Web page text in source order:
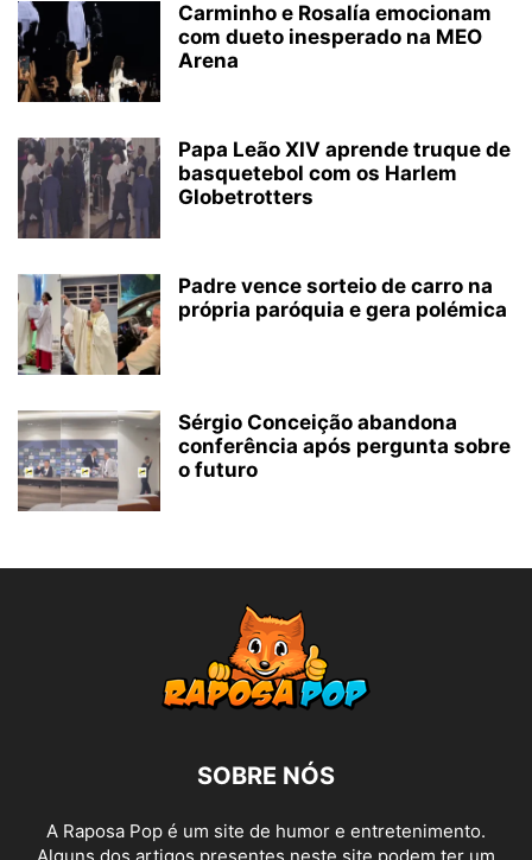
Carminho e Rosalía emocionam
com dueto inesperado na MEO
Arena
Papa Leão XIV aprende truque de
basquetebol com os Harlem
Globetrotters
Padre vence sorteio de carro na
própria paróquia e gera polémica
Sérgio Conceição abandona
conferência após pergunta sobre
o futuro
SOBRE NÓS
A Raposa Pop é um site de humor e entretenimento.